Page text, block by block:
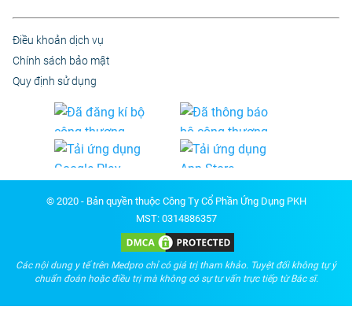
Điều khoản dịch vụ
Chính sách bảo mật
Quy định sử dụng
© 2020 - Bản quyền thuộc Công Ty Cổ Phần Ứng Dụng PKH
MST: 0314886357
Các nội dung y tế trên Medpro chỉ có giá trị tham khảo. Tuyệt đối không tự ý
chuẩn đoán hoặc điều trị mà không có sự tư vấn trực tiếp từ Bác sĩ.